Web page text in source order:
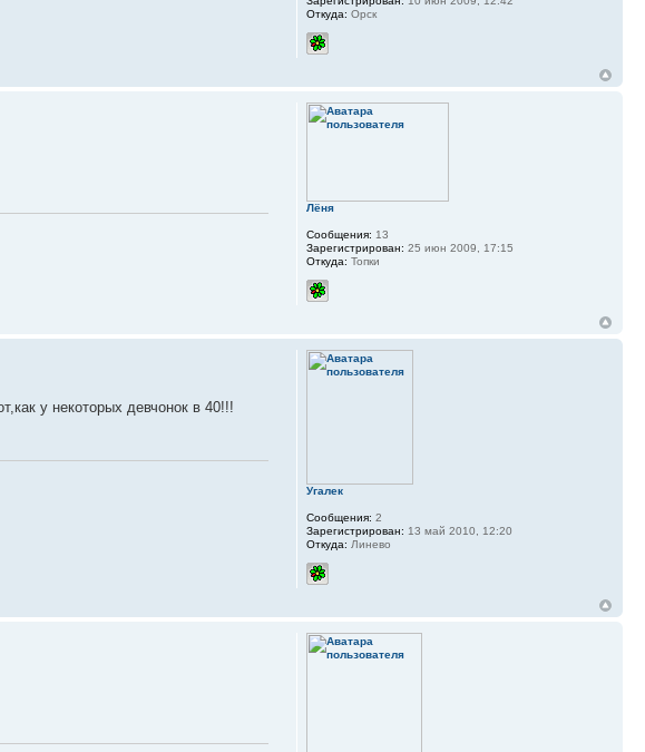
Откуда: Орск
Лёня
Сообщения: 13
Зарегистрирован: 25 июн 2009, 17:15
Откуда: Топки
у некоторых девчонок в 40!!!
Угалек
Сообщения: 2
Зарегистрирован: 13 май 2010, 12:20
Откуда: Линево